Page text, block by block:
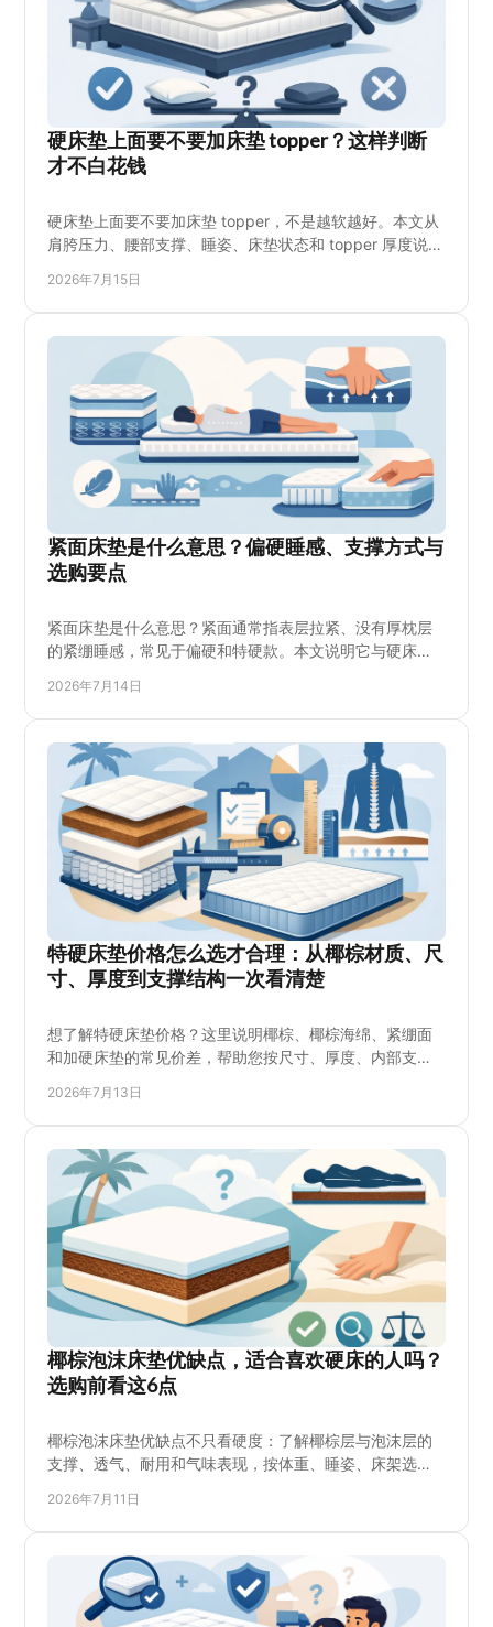
硬床垫上面要不要加床垫 topper？这样判断
才不白花钱
硬床垫上面要不要加床垫 topper，不是越软越好。本文从
肩胯压力、腰部支撑、睡姿、床垫状态和 topper 厚度说明
床垫的家庭选到合适方案，避免花钱后睡感更差；也说明
试躺时该检查的细节，让您购买前判断更清楚。同时了解
不同填充材料对闷热、稳定性和耐用度的影响。
2026年7月15日
紧面床垫是什么意思？偏硬睡感、支撑方式与
选购要点
紧面床垫是什么意思？紧面通常指表层拉紧、没有厚枕层
的紧绷睡感，常见于偏硬和特硬款。本文说明它与硬床
床架搭配挑选合适支撑，也更容易找到适合全家使用的睡
眠配置，再作决定更安心。
2026年7月14日
特硬床垫价格怎么选才合理：从椰棕材质、尺
寸、厚度到支撑结构一次看清楚
想了解特硬床垫价格？这里说明椰棕、椰棕海绵、紧绷面
和加硬床垫的常见价差，帮助您按尺寸、厚度、内部支撑
格仍可能差很多。适合偏好硬睡感、重视支撑和耐用度的
家庭；购买前请确认现货、配送范围、试躺感受与床架匹
配，避免只看标价就下单，并向门店了解具体库存和到货
时间。
2026年7月13日
椰棕泡沫床垫优缺点，适合喜欢硬床的人吗？
选购前看这6点
椰棕泡沫床垫优缺点不只看硬度：了解椰棕层与泡沫层的
支撑、透气、耐用和气味表现，按体重、睡姿、床架选择
说明哪些人应谨慎选购，并给出到店试躺、比较不同价位
和尺寸时的实用检查方法，减少换床后的不适和麻烦，让
购买决定更能兼顾长期睡眠需要、实际预算和家人习惯。
2026年7月11日